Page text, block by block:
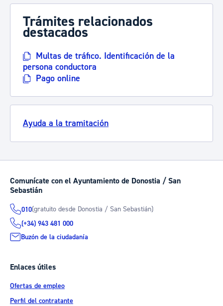
Trámites relacionados
destacados
Multas de tráfico. Identificación de la
persona conductora
Pago online
Ayuda a la tramitación
Comunícate con el Ayuntamiento de Donostia / San
Sebastián
010(gratuito desde Donostia / San Sebastián)
(+34) 943 481 000
Buzón de la ciudadanía
Enlaces útiles
Ofertas de empleo
Perfil del contratante